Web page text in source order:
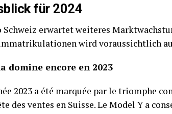
für 2024
Schweiz erwartet weiteres
wird voraussichtlich
domine encore en 2023
2023 a été marquée par le triomphe
des ventes en Suisse. Le Model Y a